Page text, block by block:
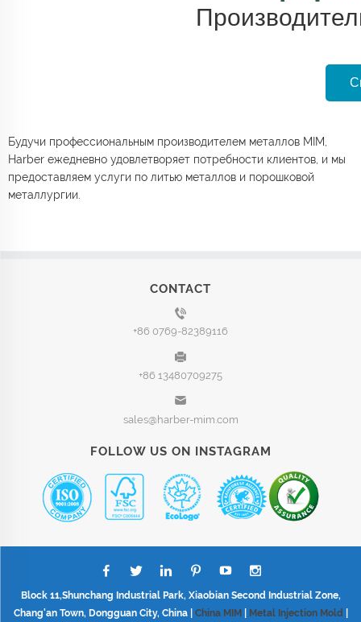
Будучи профессиональным производителем металлов MIM,
Harber ежедневно удовлетворяет потребности клиентов, и мы
предоставляем услуги по литью металлов и порошковой
металлургии.
CONTACT
+86 0769-82389116
+86 13480709275
sales@harber-mim.com
FOLLOW US ON INSTAGRAM
Block 11,Shunchang Industrial Park, Xiaobian Second Industrial Zone,
Chang'an Town, Dongguan City, China | China MIM| Metal Injection Mold